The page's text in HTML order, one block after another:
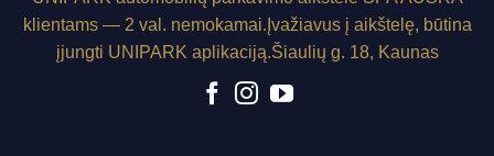
klientams — 2 val. nemokamai. Įvažiavus į aikštelę, būtina
įjungti UNIPARK aplikaciją.Šiaulių g. 18, Kaunas